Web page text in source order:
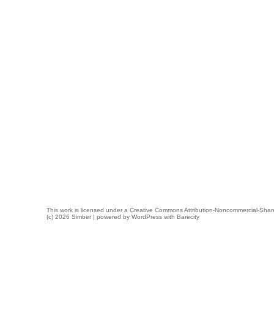
This work is licensed under a Creative Commons Attribution-Noncommercial-
(c) 2026 Simber | powered by WordPress with Barecity